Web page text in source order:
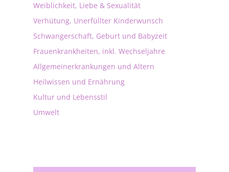
Weiblichkeit, Liebe & Sexualität
Verhütung, Unerfüllter Kinderwunsch
Schwangerschaft, Geburt und Babyzeit
Frauenkrankheiten, inkl. Wechseljahre
Allgemeinerkrankungen und Altern
Heilwissen und Ernährung
Kultur und Lebensstil
Umwelt